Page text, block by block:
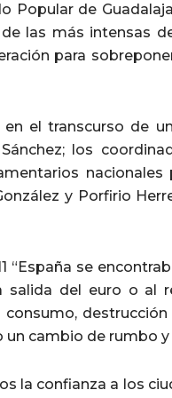
Popular de
las más intensas
para
en el transcurso de
los
nacionales
y Porfirio
“España se
del euro o al
consumo,
cambio de rumbo
la confianza a los